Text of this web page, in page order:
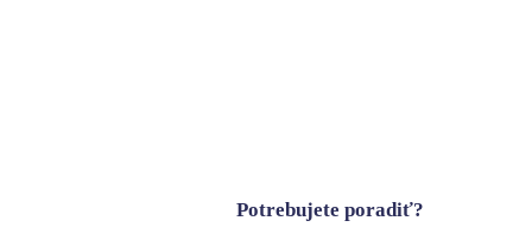
Potrebujete poradiť?